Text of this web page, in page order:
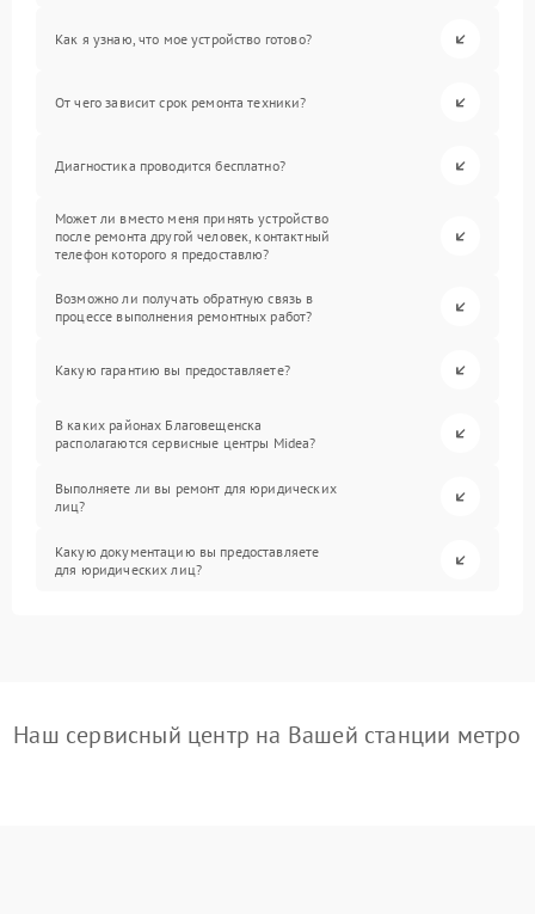
Как я узнаю, что мое устройство готово?
От чего зависит срок ремонта техники?
Диагностика проводится бесплатно?
Может ли вместо меня принять устройство
после ремонта другой человек, контактный
телефон которого я предоставлю?
Возможно ли получать обратную связь в
процессе выполнения ремонтных работ?
Какую гарантию вы предоставляете?
В каких районах Благовещенска
располагаются сервисные центры Midea?
Выполняете ли вы ремонт для юридических
лиц?
Какую документацию вы предоставляете
для юридических лиц?
Наш сервисный центр на Вашей станции метро